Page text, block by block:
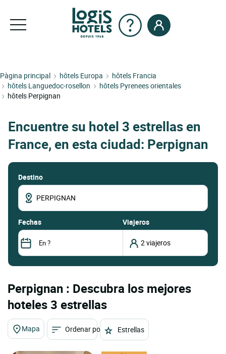
Pàgina principal hôtels Europa
hôtels Francia
hôtels Languedoc-rosellon
hôtels Pyrenees orientales
hôtels Perpignan
Encuentre su hotel 3 estrellas en
France, en esta ciudad: Perpignan
Destino
fechas Viajeros
Perpignan : Descubra los mejores
hoteles 3 estrellas
Mapa Ordenar por Estrellas